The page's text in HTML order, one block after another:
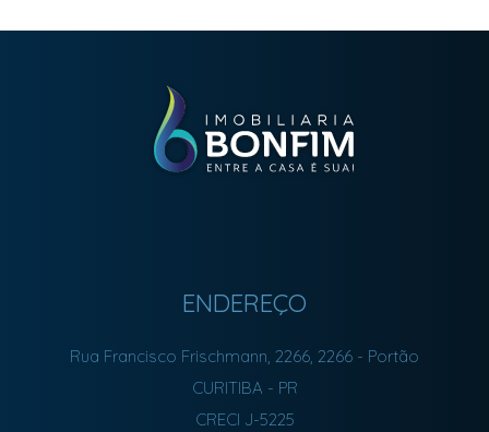
ENDEREÇO
Rua Francisco Frischmann, 2266, 2266 - Portão
CURITIBA - PR
CRECI J-5225